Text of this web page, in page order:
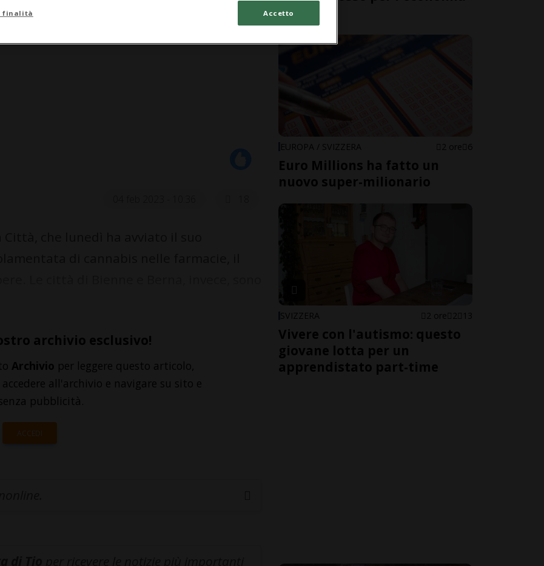
archivio esclusivo!
Archivio per leggere questo articolo,
accedere all'archivio e navigare su sito e
pubblicità.
ACCEDI
svizzera
EUROPA / SVIZZERA 2 ore 6
Euro Millions ha fatto un
nuovo super-milionario
SVIZZERA 2 ore 2 13
Vivere con l'autismo: questo
giovane lotta per un
apprendistato part-time
finalità Accetto